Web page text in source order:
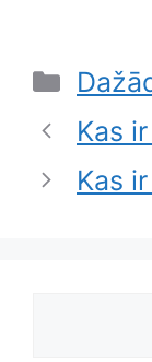
Kas
Kas